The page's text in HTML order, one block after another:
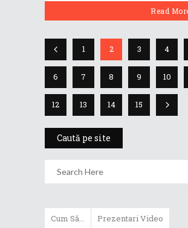
Read
1 2 3 4
6 7 8 9 10
12 13 14 15
Caută pe site
Cum Să... Prezentari Video